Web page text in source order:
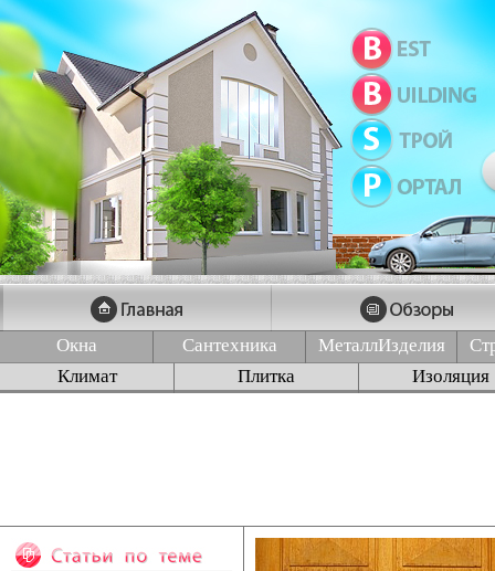
Окна Сантехника МеталлИзделия
Климат
Плитка Изоляция